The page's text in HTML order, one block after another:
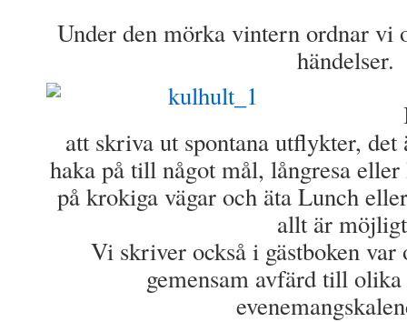
Under den mörka vintern ordnar vi
händelser.
att skriva ut spontana utflykter,
haka på till något mål, långresa
på krokiga vägar och äta Lunch
allt är
Vi skriver också i gästboken
gemensam avfärd till